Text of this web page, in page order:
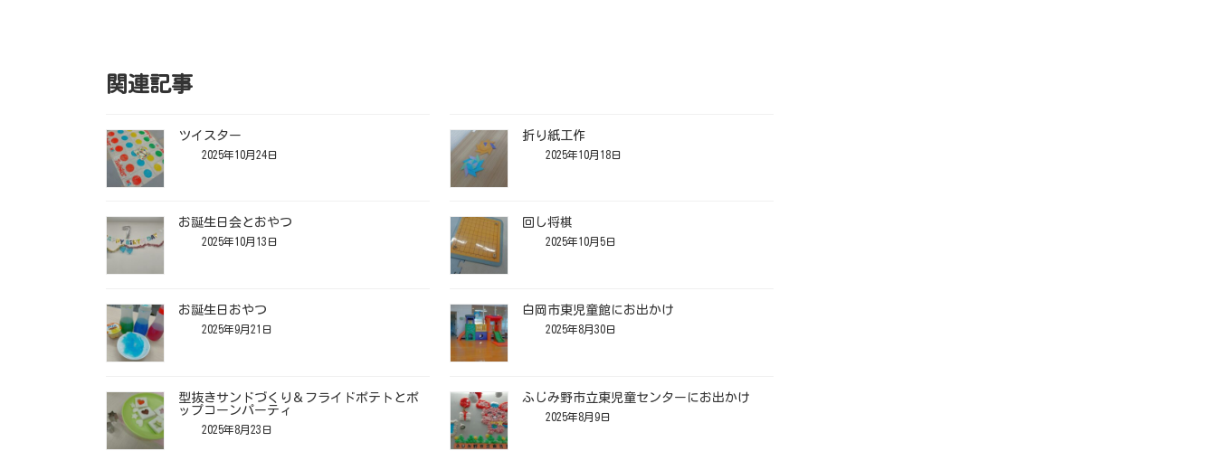
関連記事
ツイスター
2025年10月24日
折り紙工作
2025年10月18日
お誕生日会とおやつ
2025年10月13日
回し将棋
2025年10月5日
お誕生日おやつ
2025年9月21日
白岡市東児童館にお出かけ
2025年8月30日
型抜きサンドづくり＆フライドポテトとポ
ップコーンパーティ
2025年8月23日
ふじみ野市立東児童センターにお出かけ
2025年8月9日